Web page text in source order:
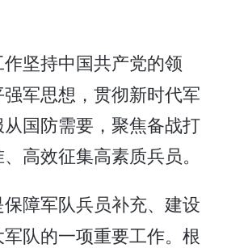
坚持中国共产党的领
军思想，贯彻新时代军
国防需要，聚焦备战打
高效征集高素质兵员。
障军队兵员补充、建设
队的一项重要工作。根